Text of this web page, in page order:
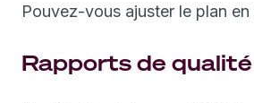
Pouvez-vous ajuster le plan
Rapports de